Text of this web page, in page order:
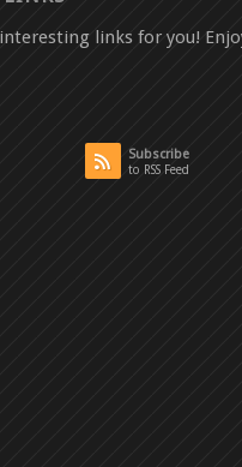
links for you!
Subscribe
to RSS Feed